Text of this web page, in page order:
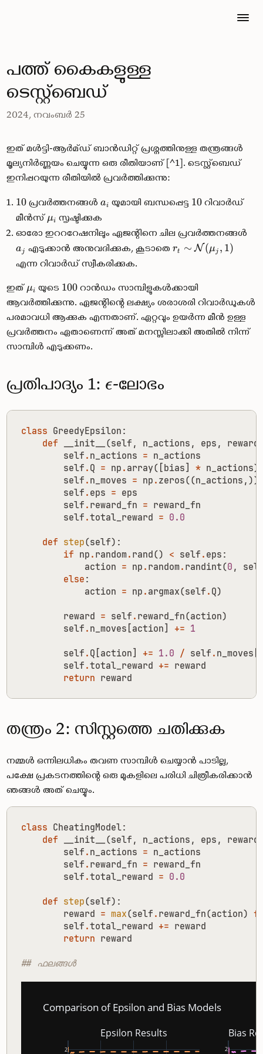
പത്ത് കൈകളുള്ള
ടെസ്റ്റ്ബെഡ്
2024, നവംബർ 25
ഇത് മൾട്ടി-ആർമ്ഡ് ബാൻഡിറ്റ് പ്രശ്നത്തിനുള്ള തന്ത്രങ്ങൾ
മൂല്യനിർണ്ണയം ചെയ്യുന്ന ഒരു രീതിയാണ് [^1]. ടെസ്റ്റ്ബെഡ്
ഇനിപ്പറയുന്ന രീതിയിൽ പ്രവർത്തിക്കുന്നു:
10 പ്രവർത്തനങ്ങൾai യുമായി ബന്ധപ്പെട്ട 10 റിവാർഡ്
മീൻസ് μi സൃഷ്ടിക്കുക
ഓരോ ഇറററേഷനിലും ഏജന്റിനെ ചില പ്രവർത്തനങ്ങൾ
aj എടുക്കാൻ അനുവദിക്കുക, കൂടാതെrt ∼ N(μj , 1)
എന്ന റിവാർഡ് സ്വീകരിക്കുക.
ഇത് μi യുടെ 100 റാൻഡം സാമ്പിളുകൾക്കായി
ആവർത്തിക്കുന്നു. ഏജന്റിന്റെ ലക്ഷ്യം ശരാശരി റിവാർഡുകൾ
പരമാവധി ആക്കുക എന്നതാണ്. ഏറ്റവും ഉയർന്ന മീൻ ഉള്ള
പ്രവർത്തനം ഏതാണെന്ന് അത് മനസ്സിലാക്കി അതിൽ നിന്ന്
സാമ്പിൾ എടുക്കണം.
പ്രതിപാദ്യം 1: \
e
p
s
i
l
o
n
ϵ-ലോഭം
class GreedyEpsilon :
def
__init__ (self , n_actions , eps ,
self . n_actions = n_actions
self . Q = np . array([bias] * n_actions)
self . n_moves = np . zeros((n_actions ,))
self . eps = eps
self . reward_fn = reward_fn
self .total_reward = 0.0
def step(self):
if np . random. rand() < self . eps :
action = np . random. randint(0 ,
else :
action = np . argmax(self . Q)
reward = self . reward_fn(action)
self . n_moves [action] += 1
self . Q [action] += 1.0 / self . n_moves
self .total_reward += reward
return reward
തന്ത്രം 2: സിസ്റ്റത്തെ ചതിക്കുക
നമ്മൾ ഒന്നിലധികം തവണ സാമ്പിൾ ചെയ്യാൻ പാടില്ല,
പക്ഷേ പ്രകടനത്തിന്റെ ഒരു മുകളിലെ പരിധി ചിത്രീകരിക്കാൻ
ഞങ്ങൾ അത് ചെയ്യും.
class CheatingModel:
def
__init__ (self , n_actions , eps ,
self . n_actions = n_actions
self . reward_fn = reward_fn
self .total_reward = 0.0
def step(self):
reward = max(self . reward_fn(action)
self .total_reward += reward
return reward
## ഫലങ്ങൾ
2 2
Comparison of Epsilon and Bias Models
Epsilon Results Bias